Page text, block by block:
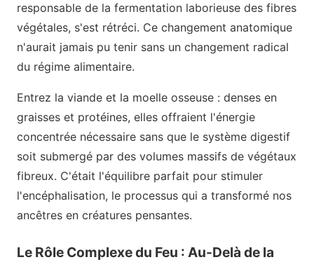
responsable de la fermentation laborieuse des fibres
végétales, s'est rétréci. Ce changement anatomique
n'aurait jamais pu tenir sans un changement radical
du régime alimentaire.
Entrez la viande et la moelle osseuse : denses en
graisses et protéines, elles offraient l'énergie
concentrée nécessaire sans que le système digestif
soit submergé par des volumes massifs de végétaux
fibreux. C'était l'équilibre parfait pour stimuler
l'encéphalisation, le processus qui a transformé nos
ancêtres en créatures pensantes.
Le Rôle Complexe du Feu : Au-Delà de la